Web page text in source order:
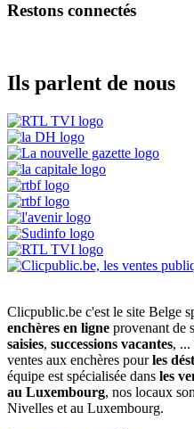
Restons connectés
Ils parlent de nous
Clicpublic.be c'est le site Belge
enchères en ligne provenant de
saisies, successions vacantes, ...
ventes aux enchères pourles
équipe est spécialisée dans les
au Luxembourg, nos locaux
Nivelles et au Luxembourg.